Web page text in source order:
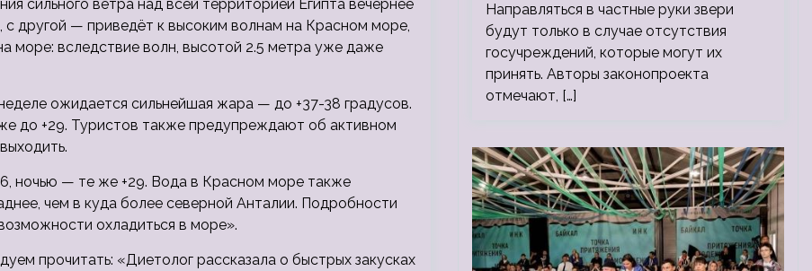
сильного ветра над всей территорией Египта вечернее
другой — приведёт к высоким волнам на Красном море,
море: вследствие волн, высотой 2.5 метра уже даже
ожидается сильнейшая жара — до +37-38 градусов.
до +29. Туристов также предупреждают об активном
ночью — те же +29. Вода в Красном море также
чем в куда более северной Анталии. Подробности
охладиться в море».
прочитать: «Диетолог рассказала о быстрых закусках
Направляться в частные руки звери
будут только в случае отсутствия
госучреждений, которые могут их
принять. Авторы законопроекта
отмечают, […]